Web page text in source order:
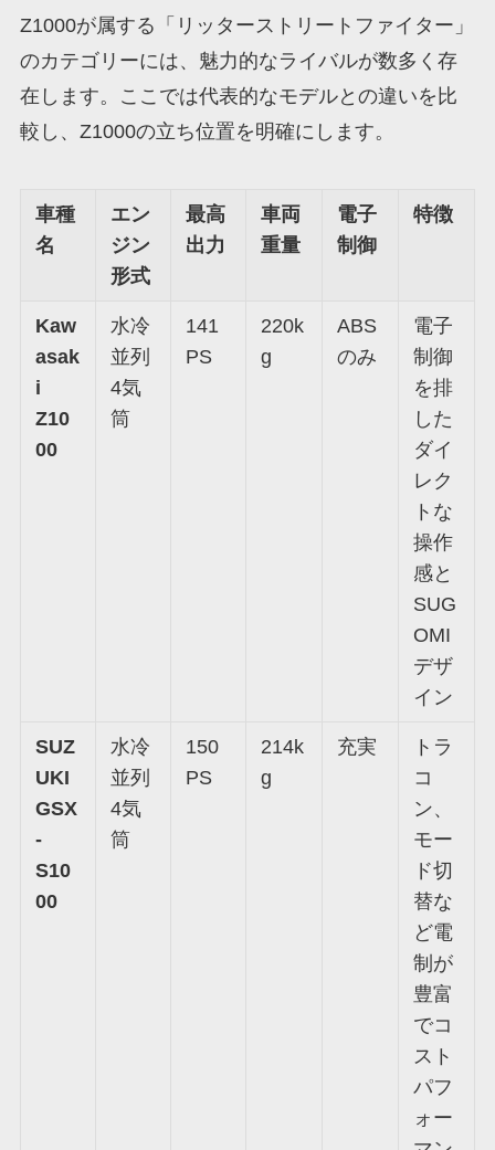
Z1000が属する「リッターストリートファイター」
のカテゴリーには、魅力的なライバルが数多く存
在します。ここでは代表的なモデルとの違いを比
較し、Z1000の立ち位置を明確にします。
車種
名
エン
ジン
形式
最高
出力
車両
重量
電子
制御
特徴
Kaw
asak
i
Z10
00
水冷
並列
4気
筒
141
PS
220k
g
ABS
のみ
電子
制御
を排
した
ダイ
レク
トな
操作
感と
SUG
OMI
デザ
イン
SUZ
UKI
GSX
-
S10
00
水冷
並列
4気
筒
150
PS
214k
g
充実
トラ
コ
ン、
モー
ド切
替な
ど電
制が
豊富
でコ
スト
パフ
ォー